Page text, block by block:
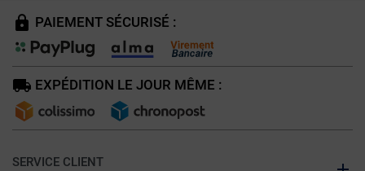
PAIEMENT SÉCURISÉ :
EXPÉDITION LE JOUR MÊME :
SERVICE CLIENT